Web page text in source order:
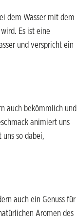
dem Wasser mit dem
Es ist eine
und verspricht ein
auch bekömmlich und
animiert uns
so dabei,
auch ein Genuss für
Aromen des